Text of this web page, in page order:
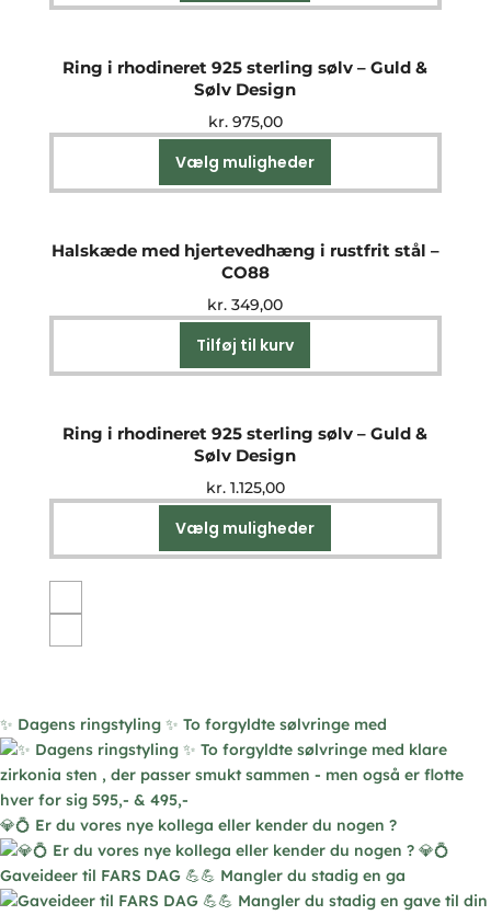
Ring i rhodineret 925 sterling sølv – Guld &
Sølv Design
kr.975,00
Vælg muligheder
vare
varianter.
kan
Halskæde med hjertevedhæng i rustfrit stål –
CO88
kr. 349,00
Tilføj til kurv
Ring i rhodineret 925 sterling sølv – Guld &
Sølv Design
kr.1.125,00
Vælg muligheder
vare
på
varesiden
✨ Dagens ringstyling ✨ To forgyldte sølvringe med
💎💍 Er du vores nye kollega eller kender du nogen ?
Gaveideer til FARS DAG 💪💪 Mangler du stadig en ga